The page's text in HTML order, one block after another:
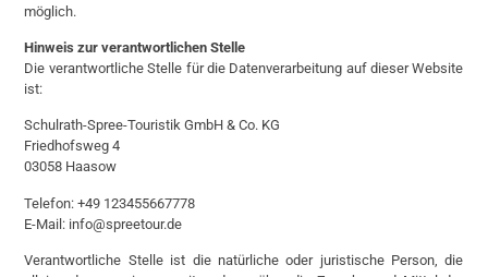
möglich.
Hinweis zur verantwortlichen Stelle
Die verantwortliche Stelle für die Datenverarbeitung auf dieser Website
ist:
Schulrath-Spree-Touristik GmbH & Co. KG
Friedhofsweg 4
03058 Haasow
Telefon: +49 123455667778
E-Mail: info@spreetour.de
Verantwortliche Stelle ist die natürliche oder juristische Person, die